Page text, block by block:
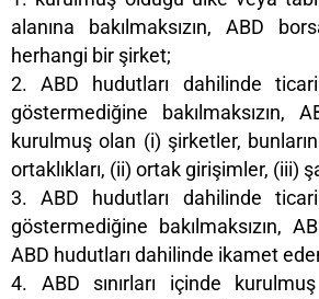
alanına bakılmaksızın, ABD
herhangi bir şirket;
ABD hudutları dahilinde
göstermediğine bakılmaksızın,
kurulmuş olan (i) şirketler,
ortaklıkları, (ii) ortak girişimler, (iii)
ABD hudutları dahilinde
göstermediğine bakılmaksızın,
ABD hudutları dahilinde ikamet
ABD sınırları içinde